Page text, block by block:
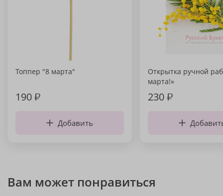
Топпер "8 марта"
190₽
Добавить
Открытка ручной
марта!»
230₽
Вам может понравиться